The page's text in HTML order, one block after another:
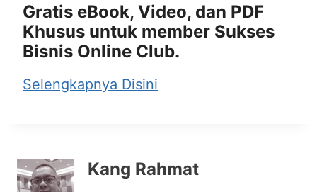
Gratis eBook, Video, dan PDF
Khusus untuk member Sukses
Bisnis Online Club.
Selengkapnya Disini
Kang Rahmat